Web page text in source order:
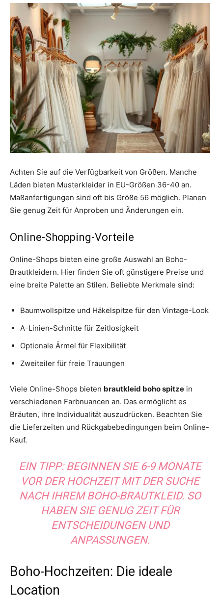
Achten Sie auf die Verfügbarkeit von Größen. Manche
Läden bieten Musterkleider in EU-Größen 36-40 an.
Maßanfertigungen sind oft bis Größe 56 möglich. Planen
Sie genug Zeit für Anproben und Änderungen ein.
Online-Shopping-Vorteile
Online-Shops bieten eine große Auswahl an Boho-
Brautkleidern. Hier finden Sie oft günstigere Preise und
eine breite Palette an Stilen. Beliebte Merkmale sind:
Baumwollspitze und Häkelspitze für den Vintage-Look
A-Linien-Schnitte für Zeitlosigkeit
Optionale Ärmel für Flexibilität
Zweiteiler für freie Trauungen
Viele Online-Shops bieten brautkleid boho spitze in
verschiedenen Farbnuancen an. Das ermöglicht es
Bräuten, ihre Individualität auszudrücken. Beachten Sie
die Lieferzeiten und Rückgabebedingungen beim Online-
Kauf.
EIN TIPP: BEGINNEN SIE 6-9 MONATE
VOR DER HOCHZEIT MIT DER SUCHE
NACH IHREM BOHO-BRAUTKLEID. SO
HABEN SIE GENUG ZEIT FÜR
ENTSCHEIDUNGEN UND
ANPASSUNGEN.
Boho-Hochzeiten: Die ideale
Location